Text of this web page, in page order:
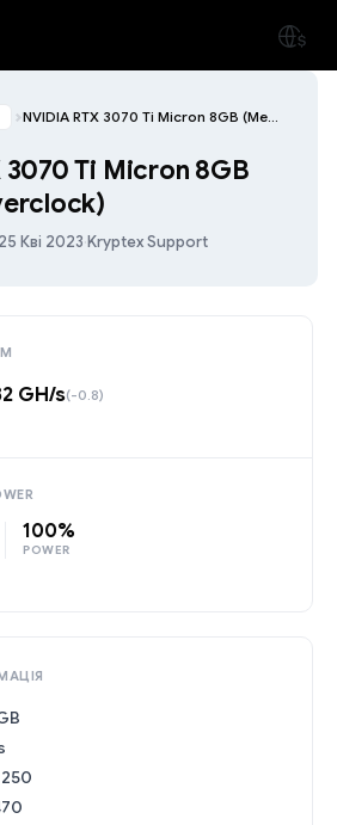
NVIDIA RTX 3070 Ti Micron 8GB (Medium Overclock)
3070 Ti Micron 8GB
25 Кві 2023·Kryptex Support
GH/s(-0.8)
100%
POWER